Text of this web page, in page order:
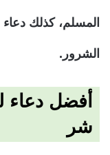
المسلم، كذلك
الشرور.
أفضل
شر